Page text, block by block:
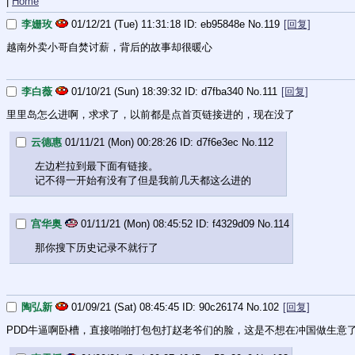
李姗玫
01/12/21 (Tue) 11:31:18 eb95848e No. 119 [回复]
越南外卖小哥自焚讨薪，背后的故事却很暖心
李白薇 01/10/21 (Sun) 18:39:32 d7fba340 No. 111 [回复]
里里岛怎么进啊，求求了，以前都是点首页链接进的，现在没了
云德惠 01/11/21 (Mon) 00:28:26 d7f6e3ec No.112
左边栏拉到最下面有链接。
记不得一开始有没有了但是我前几天都这么进的
宫华奥 01/11/21 (Mon) 08:45:52 f4329d09 No.114
那你搜下历史记录不就行了
陶弘新 01/09/21 (Sat) 08:45:45 90c26174 No.102 [回复]
PDD牛逼啊卧槽，直接啪啪打包包打赵老爷们的脸，这是不想在冲国做生意